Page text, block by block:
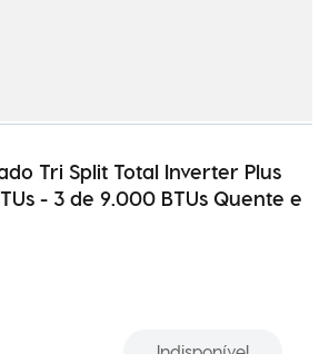
Tri Split Total Inverter Plus
- 3 de 9.000 BTUs Quente e